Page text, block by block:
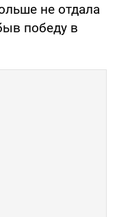
не отдала
победу в